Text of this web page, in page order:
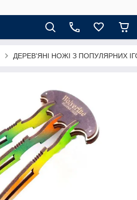
ДЕРЕВ'ЯНІ НОЖІ З ПОПУЛЯРНИХ